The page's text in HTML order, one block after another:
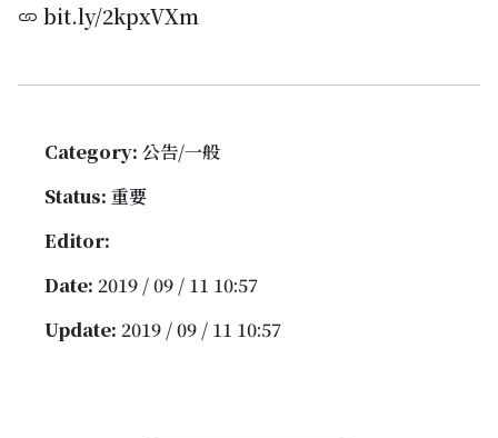
bit.ly/2kpxVXm
Category: 公告/一般
Status: 重要
Editor:
Date: 2019 / 09 / 11 10:57
Update: 2019 / 09 / 11 10:57